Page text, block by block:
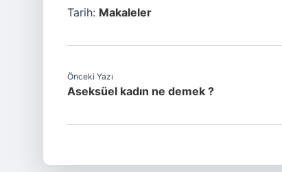
Tarih: Makaleler
Önceki Yazı
Aseksüel kadın ne demek ?